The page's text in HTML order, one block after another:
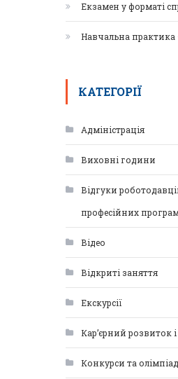
Екзамен у форматі
Навчальна практика
КАТЕГОРІЇ
Адміністрація
Виховні години
Відгуки
професійних
Відео
Відкриті заняття
Екскурсії
Кар’єрний розвиток
Конкурси та